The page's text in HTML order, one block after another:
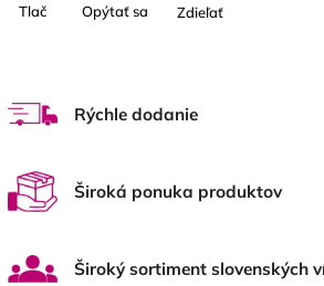
Tlač Opýtať sa Zdieľať
Rýchle dodanie
Široká ponuka produktov
Široký sortiment slovenských